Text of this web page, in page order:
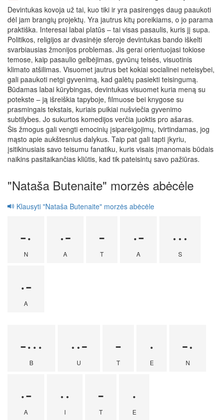
Devintukas kovoja už tai, kuo tiki ir yra pasirengęs daug paaukoti
dėl jam brangių projektų. Yra jautrus kitų poreikiams, o jo parama
praktiška. Interesai labai platūs – tai visas pasaulis, kuris jį supa.
Politikos, religijos ar dvasinėje sferoje devintukas bando iškelti
svarbiausias žmonijos problemas. Jis gerai orientuojasi tokiose
temose, kaip pasaulio gelbėjimas, gyvūnų teisės, visuotinis
klimato atšilimas. Visuomet jautrus bet kokiai socialinei neteisybei,
gali paaukoti netgi gyvenimą, kad galėtų pasiekti teisingumą.
Būdamas labai kūrybingas, devintukas visuomet kuria meną su
potekste – ją išreiškia tapyboje, filmuose bei knygose su
prasmingais tekstais, kuriais puikiai nušviečia gyvenimo
subtilybes. Jo sukurtos komedijos verčia juoktis pro ašaras.
Šis žmogus gali vengti emocinių įsipareigojimų, tvirtindamas, jog
mąsto apie aukštesnius dalykus. Taip pat gali tapti įkyriu,
įsitikinusiais savo teisumu fanatiku, kuris visais įmanomais būdais
naikins pasitaikančias kliūtis, kad tik pateisintų savo pažiūras.
"Nataša Butenaite" morzės abėcėle
Klausyti "Nataša Butenaite" morzės abėcėle
-·
N
·-
A
-
T
·-
A
···
S
·-
A
-···
B
··-
U
-
T
·
E
-·
N
·-
A
··
I
-
T
·
E